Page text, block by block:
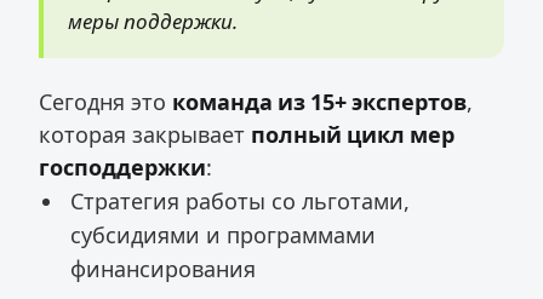
меры поддержки.
Сегодня это команда из 15+ экспертов,
которая закрывает полный цикл мер
господдержки:
Стратегия работы со льготами,
субсидиями и программами
финансирования